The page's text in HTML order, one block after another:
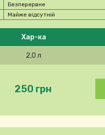
Безперервне
Майже відсутній
Хар-ка
2,0 л
250 грн